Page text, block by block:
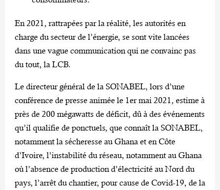
En 2021, rattrapées par la réalité, les autorités en
charge du secteur de l’énergie, se sont vite lancées
dans une vague communication qui ne convainc pas
du tout, la LCB.
Le directeur général de la SONABEL, lors d’une
conférence de presse animée le 1er mai 2021, estime à
près de 200 mégawatts de déficit, dû à des événements
qu’il qualifie de ponctuels, que connaît la SONABEL,
notamment la sécheresse au Ghana et en Côte
d’Ivoire, l’instabilité du réseau, notamment au Ghana
où l’absence de production d’électricité au Nord du
pays, l’arrêt du chantier, pour cause de Covid-19, de la